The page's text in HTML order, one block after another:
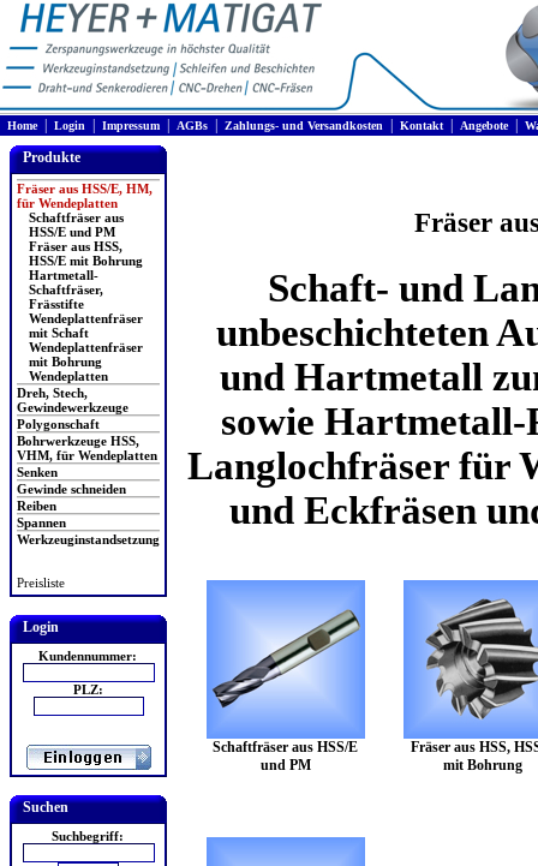
Home| Login Impressum AGBs Zahlungs- und Versandkosten Kontakt| Angebote|
Produkte
Fräser aus HSS/E, HM,
für Wendeplatten
Schaftfräser aus
HSS/E und PM
Fräser aus HSS,
HSS/E mit Bohrung
Hartmetall-
Schaftfräser,
Frässtifte
Wendeplattenfräser
mit Schaft
Wendeplattenfräser
mit Bohrung
Wendeplatten
Dreh, Stech,
Gewindewerkzeuge
Polygonschaft
Bohrwerkzeuge HSS,
VHM, für Wendeplatten
Senken
Gewinde schneiden
Reiben
Spannen
Werkzeuginstandsetzung
Preisliste
Login
Kundennummer:
PLZ:
Suchen
Suchbegriff:
Fräser
Schaft- und
unbeschichteten
und Hartmetall
sowie Hartmetall-
Langlochfräser für
und Eckfräsen
Schaftfräser aus HSS/E
und PM
Fräser aus HSS,
mit Bohrung